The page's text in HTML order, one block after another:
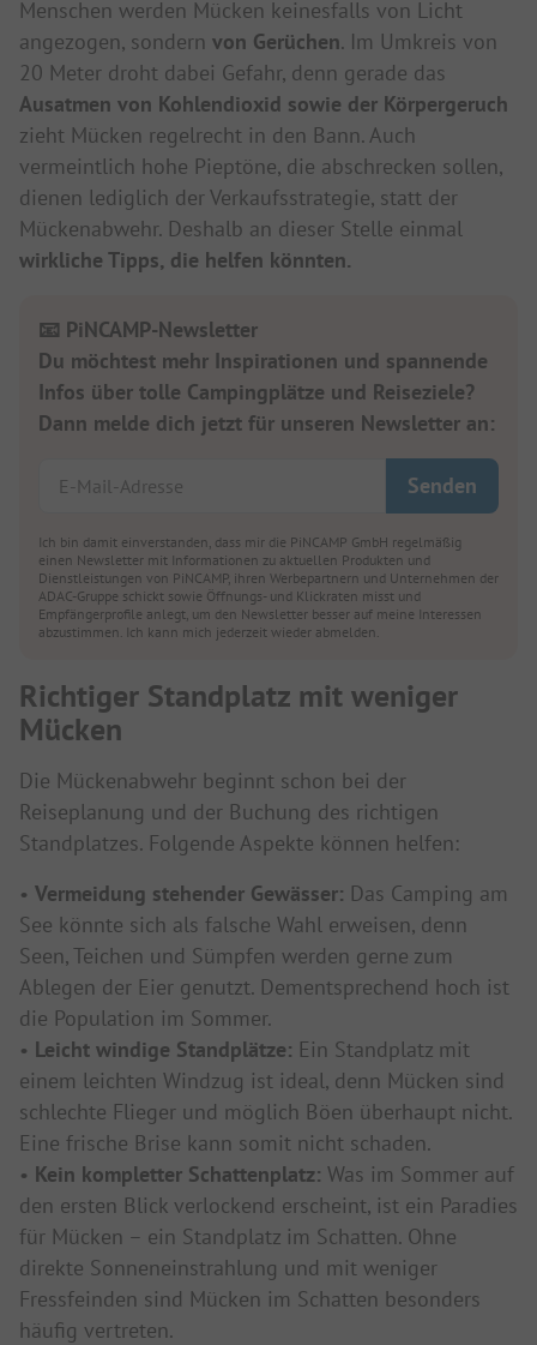
Menschen werden Mücken keinesfalls von Licht
angezogen, sondern von Gerüchen. Im Umkreis von
20 Meter droht dabei Gefahr, denn gerade das
Ausatmen von Kohlendioxid sowie der Körpergeruch
zieht Mücken regelrecht in den Bann. Auch
vermeintlich hohe Pieptöne, die abschrecken sollen,
dienen lediglich der Verkaufsstrategie, statt der
Mückenabwehr. Deshalb an dieser Stelle einmal
wirkliche Tipps, die helfen könnten.
📧 PiNCAMP-Newsletter
Du möchtest mehr Inspirationen und spannende
Infos über tolle Campingplätze und Reiseziele?
Dann melde dich jetzt für unseren Newsletter an:
Ich bin damit einverstanden, dass mir die PiNCAMP GmbH regelmäßig
einen Newsletter mit Informationen zu aktuellen Produkten und
Dienstleistungen von PiNCAMP, ihren Werbepartnern und Unternehmen der
ADAC-Gruppe schickt sowie Öffnungs- und Klickraten misst und
Empfängerprofile anlegt, um den Newsletter besser auf meine Interessen
abzustimmen. Ich kann mich jederzeit wieder abmelden.
Richtiger Standplatz mit weniger
Mücken
Die Mückenabwehr beginnt schon bei der
Reiseplanung und der Buchung des richtigen
Standplatzes. Folgende Aspekte können helfen:
• Vermeidung stehender Gewässer: Das Camping am
See könnte sich als falsche Wahl erweisen, denn
Seen, Teichen und Sümpfen werden gerne zum
Ablegen der Eier genutzt. Dementsprechend hoch ist
die Population im Sommer.
• Leicht windige Standplätze: Ein Standplatz mit
einem leichten Windzug ist ideal, denn Mücken sind
schlechte Flieger und möglich Böen überhaupt nicht.
Eine frische Brise kann somit nicht schaden.
• Kein kompletter Schattenplatz: Was im Sommer auf
den ersten Blick verlockend erscheint, ist ein Paradies
für Mücken – ein Standplatz im Schatten. Ohne
direkte Sonneneinstrahlung und mit weniger
Fressfeinden sind Mücken im Schatten besonders
häufig vertreten.